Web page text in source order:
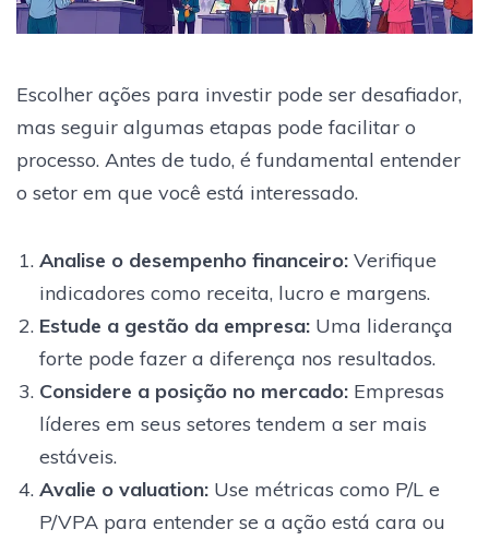
Escolher ações para investir pode ser desafiador,
mas seguir algumas etapas pode facilitar o
processo. Antes de tudo, é fundamental entender
o setor em que você está interessado.
Analise o desempenho financeiro:Verifique
indicadores como receita, lucro e margens.
Estude a gestão da empresa:Uma liderança
forte pode fazer a diferença nos resultados.
Considere a posição no mercado:Empresas
líderes em seus setores tendem a ser mais
estáveis.
Avalie o valuation:Use métricas como P/L e
P/VPA para entender se a ação está cara ou